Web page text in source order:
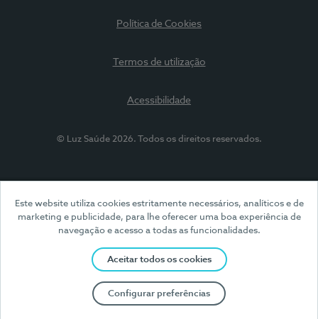
Este website utiliza cookies estritamente necessários, analíticos e de
marketing e publicidade, para lhe oferecer uma boa experiência de
navegação e acesso a todas as funcionalidades.
Aceitar todos os cookies
Configurar preferências
Política de Cookies
Termos de utilização
Acessibilidade
© Luz Saúde 2026. Todos os direitos reservados.